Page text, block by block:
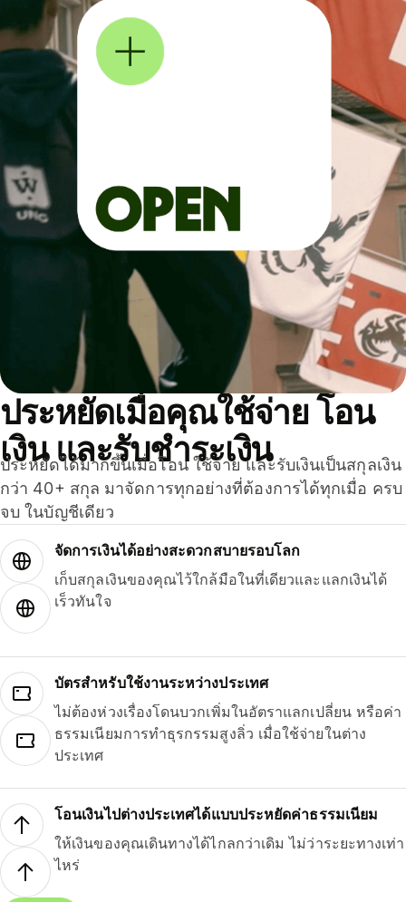
ประหยัดเมื่อคุณใช้จ่าย โอน
เงิน และรับชำระเงิน
ประหยัดได้มากขึ้นเมื่อโอน ใช้จ่าย และรับเงินเป็นสกุลเงิน
กว่า 40+ สกุล มาจัดการทุกอย่างที่ต้องการได้ทุกเมื่อ ครบ
จบ ในบัญชีเดียว
จัดการเงินได้อย่างสะดวกสบายรอบโลก
เก็บสกุลเงินของคุณไว้ใกล้มือในที่เดียวและแลกเงินได้
เร็วทันใจ
บัตรสำหรับใช้งานระหว่างประเทศ
ไม่ต้องห่วงเรื่องโดนบวกเพิ่มในอัตราแลกเปลี่ยน หรือค่า
ธรรมเนียมการทำธุรกรรมสูงลิ่ว เมื่อใช้จ่ายในต่าง
ประเทศ
โอนเงินไปต่างประเทศได้แบบประหยัดค่าธรรมเนียม
ให้เงินของคุณเดินทางได้ไกลกว่าเดิม ไม่ว่าระยะทางเท่า
ไหร่